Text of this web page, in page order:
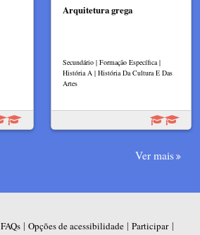
Arquitetura grega
Secundário | Formação Específica |
História A | História Da Cultura E Das
Artes
Ver mais
FAQs| Opções de acessibilidade| Participar|